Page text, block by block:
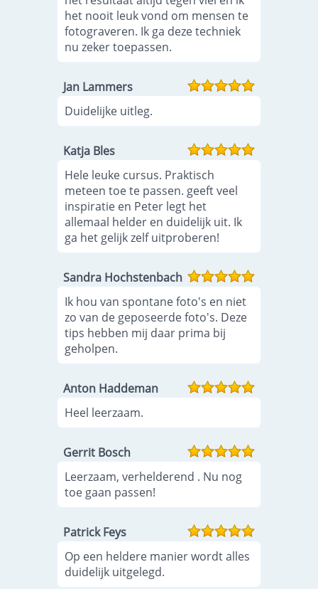
het nooit leuk vond om mensen te
fotograveren. Ik ga deze techniek
nu zeker toepassen.
Jan Lammers
Duidelijke uitleg.
Katja Bles
Hele leuke cursus. Praktisch
meteen toe te passen. geeft veel
inspiratie en Peter legt het
allemaal helder en duidelijk uit. Ik
ga het gelijk zelf uitproberen!
Sandra Hochstenbach
Ik hou van spontane foto's en niet
zo van de geposeerde foto's. Deze
tips hebben mij daar prima bij
geholpen.
Anton Haddeman
Heel leerzaam.
Gerrit Bosch
Leerzaam, verhelderend . Nu nog
toe gaan passen!
Patrick Feys
Op een heldere manier wordt alles
duidelijk uitgelegd.